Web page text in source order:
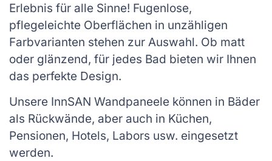
Erlebnis für alle Sinne! Fugenlose,
pflegeleichte Oberflächen in unzähligen
Farbvarianten stehen zur Auswahl. Ob matt
oder glänzend, für jedes Bad bieten wir Ihnen
das perfekte Design.
Unsere InnSAN Wandpaneele können in Bäder
als Rückwände, aber auch in Küchen,
Pensionen, Hotels, Labors usw. eingesetzt
werden.